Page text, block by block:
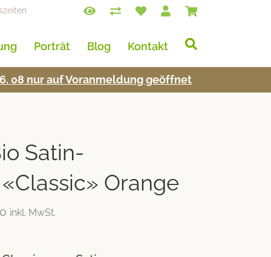
Porträt Blog Kontakt
08 nur auf Voran­mel­dung geöffnet
Satin-
Orange
inkl. MwSt.